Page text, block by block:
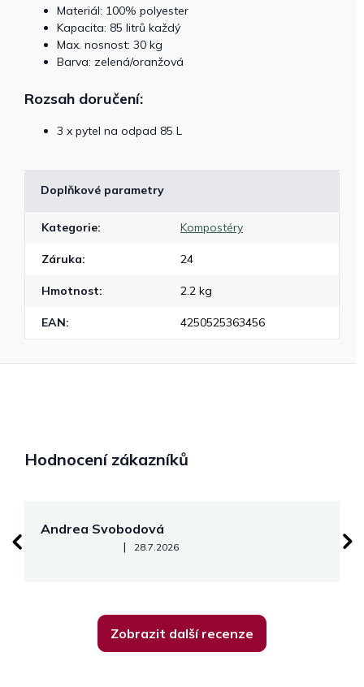
Materiál: 100% polyester
Kapacita: 85 litrů každý
Max. nosnost: 30 kg
Barva: zelená/oranžová
Rozsah doručení:
3 x pytel na odpad 85 L
Doplňkové parametry
Kategorie: Kompostéry
Záruka: 24
Hmotnost: 2.2 kg
EAN: 4250525363456
Hodnocení zákazníků
Andrea Svobodová
Hodnocení obchodu je 5 z 5 hvězdiček.
| 28.7.2026
Zobrazit další recenze